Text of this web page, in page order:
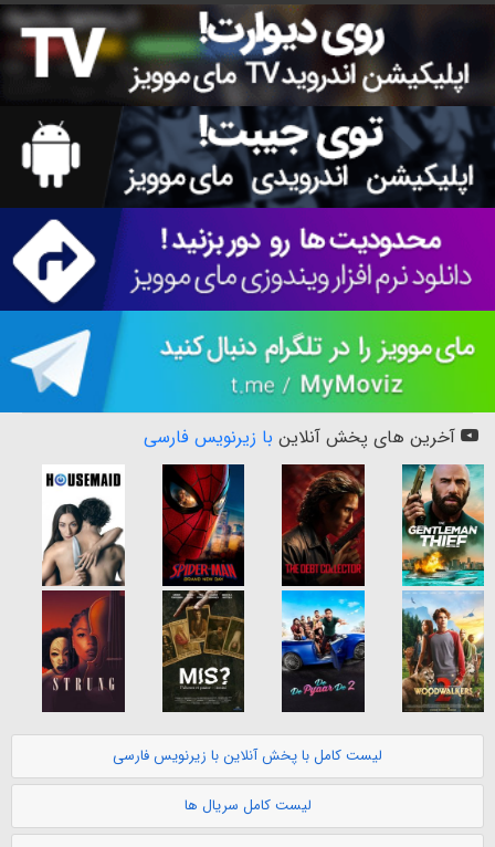
آخرین های پخش آنلاین با زیرنویس فارسی
لیست کامل با پخش آنلاین با زیرنویس فارسی
لیست کامل سریال ها